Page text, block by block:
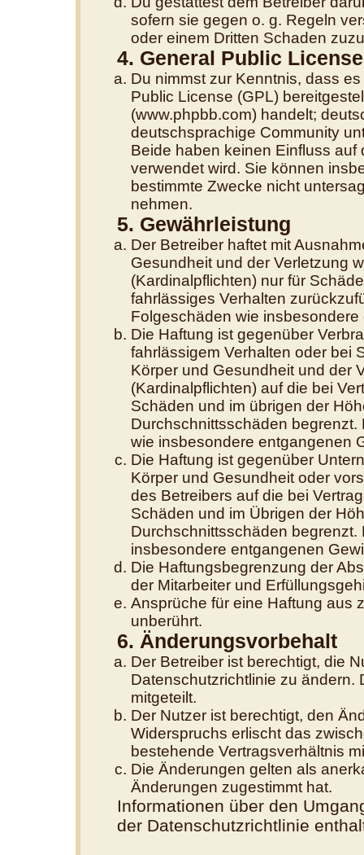
sofern sie gegen o. g. Regeln
oder einem Dritten Schaden
4. General Public License
Du nimmst zur Kenntnis, dass
Public License (GPL)
(www.phpbb.com) handelt;
deutschsprachige Community
Beide haben keinen Einfluss auf
verwendet wird. Sie können
bestimmte Zwecke nicht
nehmen.
5. Gewährleistung
Der Betreiber haftet mit
Gesundheit und der Verletzung
(Kardinalpflichten) nur für
fahrlässiges Verhalten
Folgeschäden wie
Die Haftung ist gegenüber
fahrlässigem Verhalten oder bei
Körper und Gesundheit und der
(Kardinalpflichten) auf die bei
Schäden und im übrigen der
Durchschnittsschäden
wie insbesondere entgangenen
Die Haftung ist gegenüber
Körper und Gesundheit oder
des Betreibers auf die bei
Schäden und im Übrigen der
Durchschnittsschäden
insbesondere entgangenen
Die Haftungsbegrenzung der
der Mitarbeiter und
Ansprüche für eine Haftung aus
unberührt.
6. Änderungsvorbehalt
Der Betreiber ist berechtigt, die
Datenschutzrichtlinie zu ändern.
mitgeteilt.
Der Nutzer ist berechtigt, den
Widerspruchs erlischt das
bestehende Vertragsverhältnis
Die Änderungen gelten als
Änderungen zugestimmt hat.
Informationen über den
der Datenschutzrichtlinie